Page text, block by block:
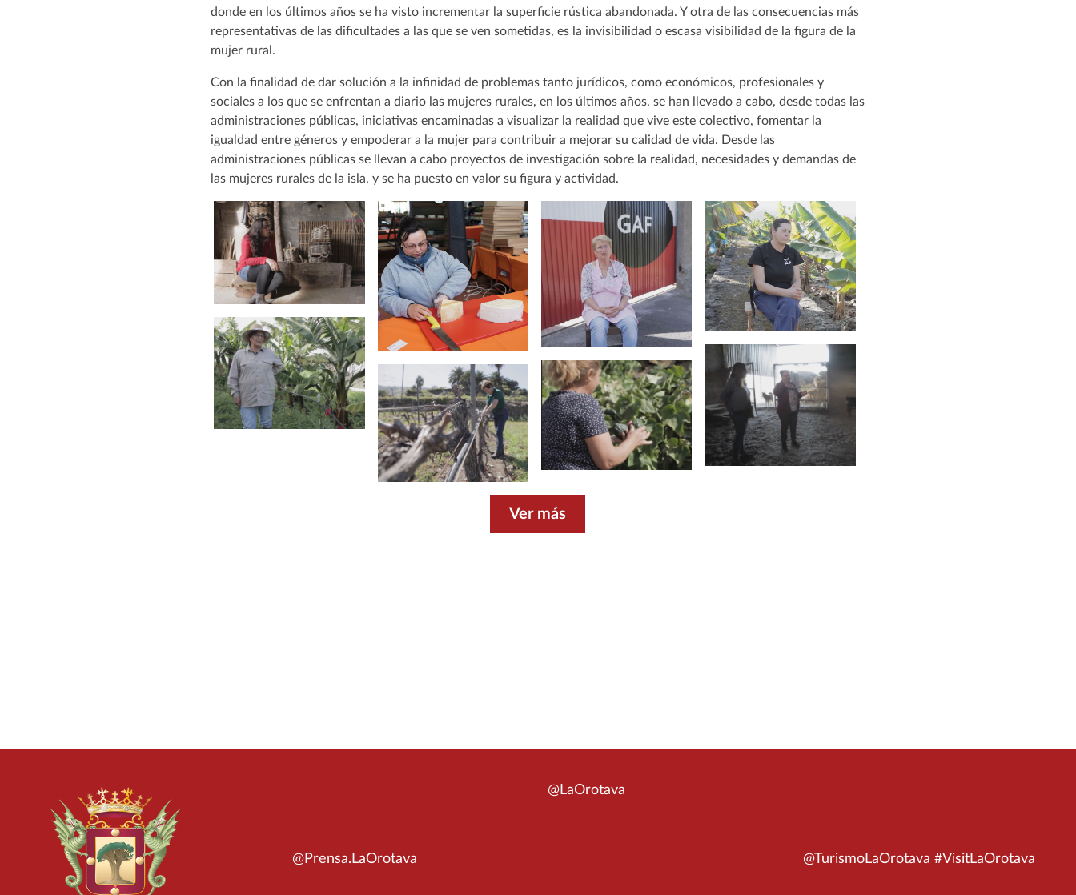
donde en los últimos años se ha visto incrementar la superficie rústica abandonada. Y otra de las consecuencias más
representativas de las dificultades a las que se ven sometidas, es la invisibilidad o escasa visibilidad de la figura de la
mujer rural.
Con la finalidad de dar solución a la infinidad de problemas tanto jurídicos, como económicos, profesionales y
sociales a los que se enfrentan a diario las mujeres rurales, en los últimos años, se han llevado a cabo, desde todas las
administraciones públicas, iniciativas encaminadas a visualizar la realidad que vive este colectivo, fomentar la
igualdad entre géneros y empoderar a la mujer para contribuir a mejorar su calidad de vida. Desde las
administraciones públicas se llevan a cabo proyectos de investigación sobre la realidad, necesidades y demandas de
las mujeres rurales de la isla, y se ha puesto en valor su figura y actividad.
Ver más
@Prensa.LaOrotava
@LaOrotava
@TurismoLaOrotava #VisitLaOrotava